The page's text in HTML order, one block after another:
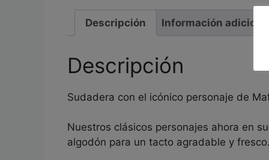
Descripción Información adicional
Descripción
Sudadera con el icónico personaje de
Nuestros clásicos personajes ahora en
algodón para un tacto agradable y fresco.